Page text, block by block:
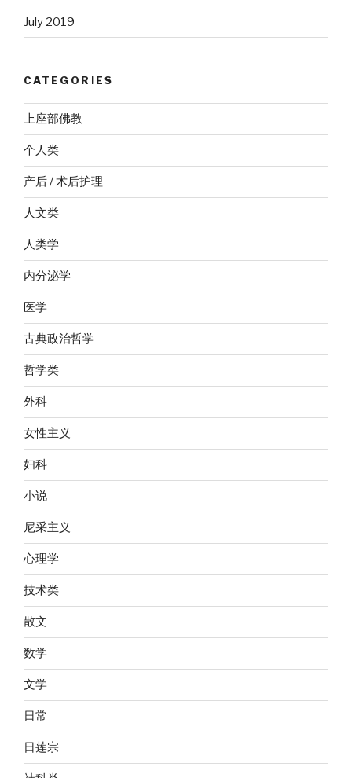
July 2019
CATEGORIES
上座部佛教
个人类
产后 / 术后护理
人文类
人类学
内分泌学
医学
古典政治哲学
哲学类
外科
女性主义
妇科
小说
尼采主义
心理学
技术类
散文
数学
文学
日常
日莲宗